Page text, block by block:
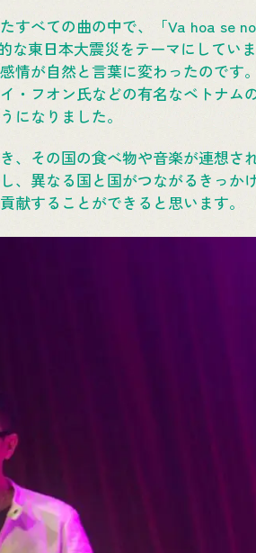
すべての曲の中で、「Va hoa se
な東日本大震災をテーマにして
情が自然と言葉に変わったので
・フオン氏などの有名なベトナ
になりました。
、その国の食べ物や音楽が連想
、異なる国と国がつながるきっ
献することができると思います。